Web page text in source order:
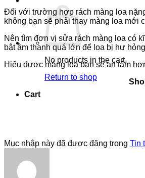
No products in the cart.
Return to shop
Cart
Đối với trường hợp rách màng loa
không bạn sẽ phải thay màng loa mới
Nên tìm đơn vị sửa rách màng loa có
bật âm thanh quá lớn để loa bị hư
Hiểu được màng loa bạn sẽ an tâm
Mục nhập này đã được đăng trong Tin